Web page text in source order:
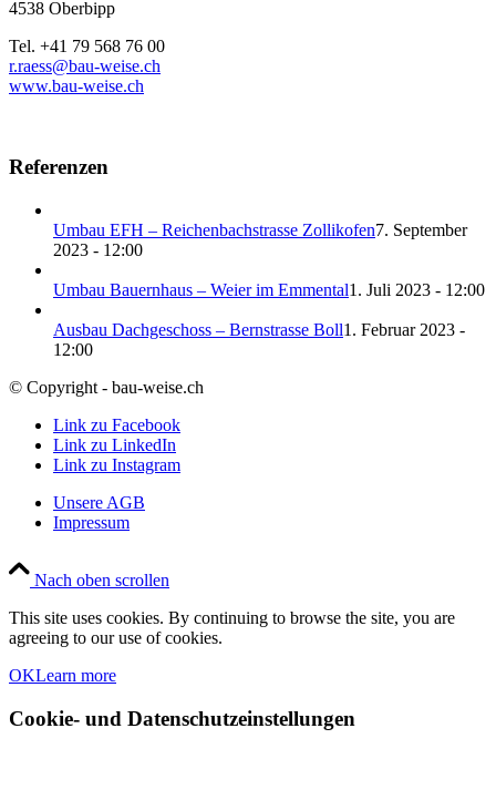
4538 Oberbipp
Tel. +41 79 568 76 00
r.raess@bau-weise.ch
www.bau-weise.ch
Referenzen
Umbau EFH – Reichenbachstrasse Zollikofen7. September
2023 - 12:00
Umbau Bauernhaus – Weier im Emmental1. Juli 2023 - 12:00
Ausbau Dachgeschoss – Bernstrasse Boll1. Februar 2023 -
12:00
© Copyright - bau-weise.ch
Link zu Facebook
Link zu LinkedIn
Link zu Instagram
Unsere AGB
Impressum
Nach oben scrollen
This site uses cookies. By continuing to browse the site, you are
agreeing to our use of cookies.
OKLearn more
Cookie- und Datenschutzeinstellungen